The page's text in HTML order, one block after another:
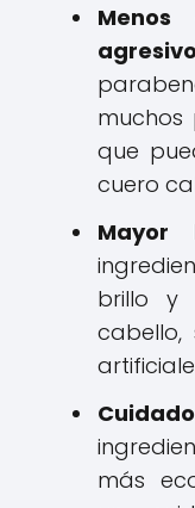
Menos
muchos
que
cuero
Mayor
brillo y
cabello,
más